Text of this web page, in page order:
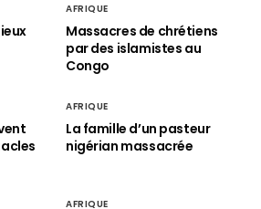
AFRIQUE
Massacres de chrétiens
par des islamistes au
Congo
AFRIQUE
La famille d’un pasteur
nigérian massacrée
AFRIQUE